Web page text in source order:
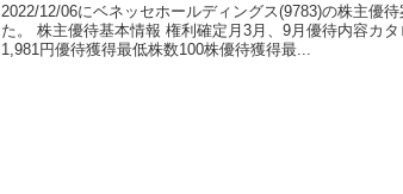
2022/12/06にベネッセホールディングス(9783)の株主優
た。 株主優待基本情報 権利確定月3月、9月優待内容カ
1,981円優待獲得最低株数100株優待獲得最...